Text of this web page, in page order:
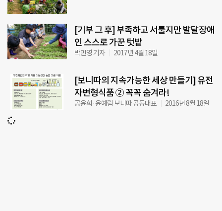
[기부 그 후] 부족하고 서툴지만 발달장애
인 스스로 가꾼 텃밭
박민영 기자 2017년 4월 18일
[보니따의 지속가능한 세상 만들기] 유전
자변형식품 ② 꼭꼭 숨겨라!
공윤희·윤예림 보니따 공동대표 2016년 8월 18일